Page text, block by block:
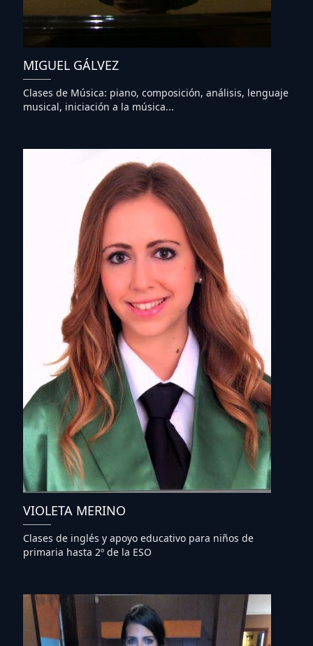
MIGUEL GÁLVEZ
Clases de Música: piano, composición, análisis, lenguaje
musical, iniciación a la música...
VIOLETA MERINO
Clases de inglés y apoyo educativo para niños de
primaria hasta 2º de la ESO